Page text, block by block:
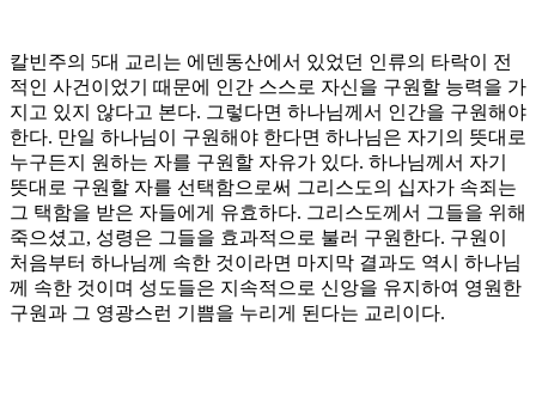
칼빈주의 5대 교리는 에덴동산에서 있었던 인류의 타락이 전
적인 사건이었기 때문에 인간 스스로 자신을 구원할 능력을 가
지고 있지 않다고 본다. 그렇다면 하나님께서 인간을 구원해야
한다. 만일 하나님이 구원해야 한다면 하나님은 자기의 뜻대로
누구든지 원하는 자를 구원할 자유가 있다. 하나님께서 자기
뜻대로 구원할 자를 선택함으로써 그리스도의 십자가 속죄는
그 택함을 받은 자들에게 유효하다. 그리스도께서 그들을 위해
죽으셨고, 성령은 그들을 효과적으로 불러 구원한다. 구원이
처음부터 하나님께 속한 것이라면 마지막 결과도 역시 하나님
께 속한 것이며 성도들은 지속적으로 신앙을 유지하여 영원한
구원과 그 영광스런 기쁨을 누리게 된다는 교리이다.